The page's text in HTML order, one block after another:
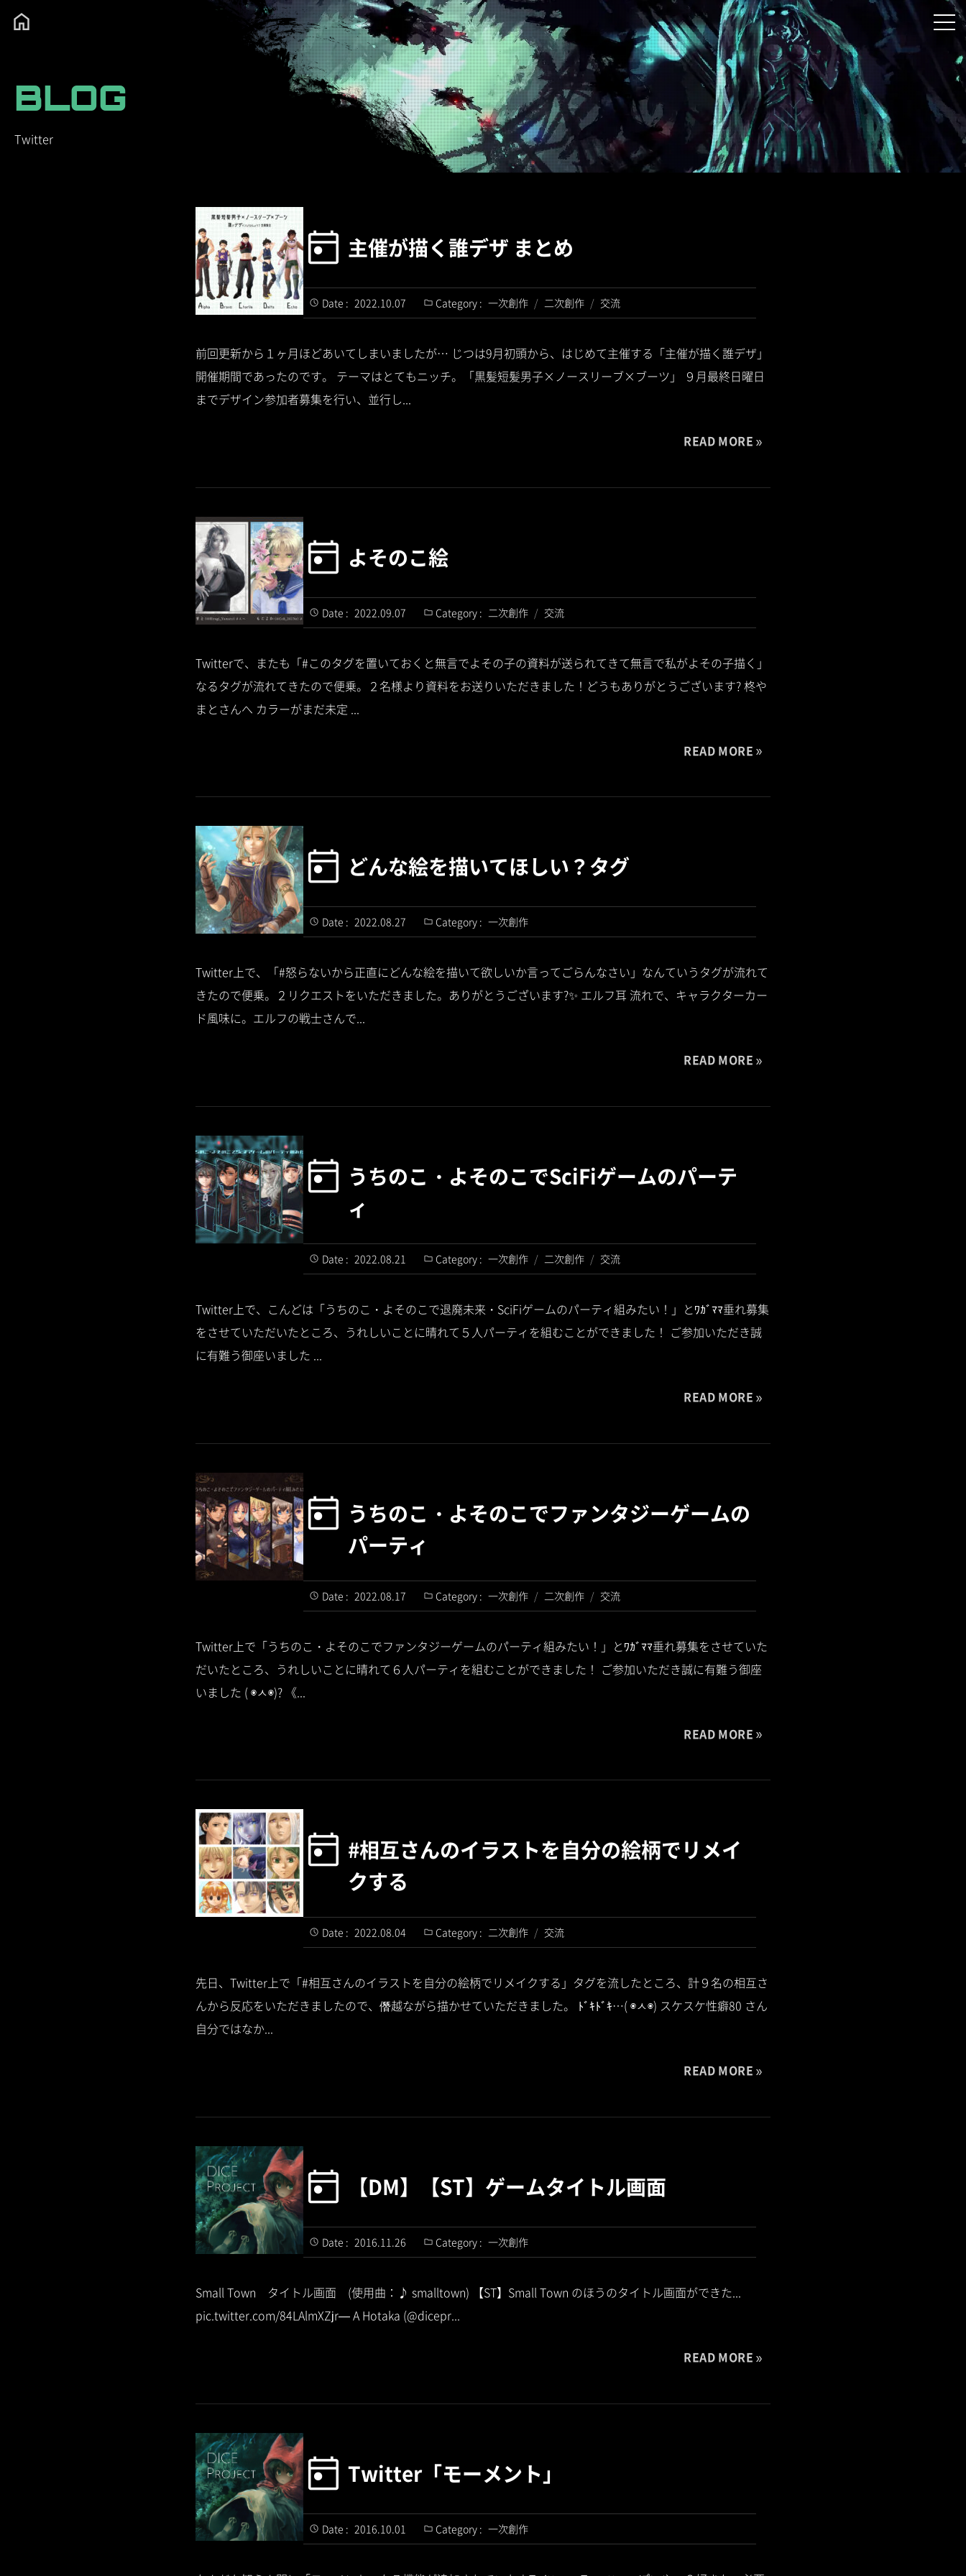
BLOG
Twitter
主催が描く誰デザ まとめ
Date : 2022.10.07 Category : 一次創作 / 二次創作 / 交流
前回更新から１ヶ月ほどあいてしまいましたが… じつは9月初頭から、はじめて主催する「主催が描く誰デザ」
開催期間であったのです。 テーマはとてもニッチ。「黒髪短髪男子×ノースリーブ×ブーツ」 ９月最終日曜日
までデザイン参加者募集を行い、並行し...
READ MORE
よそのこ絵
Date : 2022.09.07 Category : 二次創作 / 交流
Twitterで、またも「#このタグを置いておくと無言でよその子の資料が送られてきて無言で私がよその子描く」
なるタグが流れてきたので便乗。２名様より資料をお送りいただきました！どうもありがとうございます? 柊や
まとさんへ カラーがまだ未定 ...
READ MORE
どんな絵を描いてほしい？タグ
Date : 2022.08.27 Category : 一次創作
Twitter上で、「#怒らないから正直にどんな絵を描いて欲しいか言ってごらんなさい」なんていうタグが流れて
きたので便乗。２リクエストをいただきました。ありがとうございます?✨ エルフ耳 流れで、キャラクターカー
ド風味に。エルフの戦士さんで...
READ MORE
うちのこ・よそのこでSciFiゲームのパーテ
ィ
Date : 2022.08.21 Category : 一次創作 / 二次創作 / 交流
Twitter上で、こんどは「うちのこ・よそのこで退廃未来・SciFiゲームのパーティ組みたい！」とﾜｶﾞﾏﾏ垂れ募集
をさせていただいたところ、うれしいことに晴れて５人パーティを組むことができました！ ご参加いただき誠
に有難う御座いました ...
READ MORE
うちのこ・よそのこでファンタジーゲームの
パーティ
Date : 2022.08.17 Category : 一次創作 / 二次創作 / 交流
Twitter上で「うちのこ・よそのこでファンタジーゲームのパーティ組みたい！」とﾜｶﾞﾏﾏ垂れ募集をさせていた
だいたところ、うれしいことに晴れて６人パーティを組むことができました！ ご参加いただき誠に有難う御座
いました ( ◉ㅅ◉)? 《...
READ MORE
#相互さんのイラストを自分の絵柄でリメイ
クする
Date : 2022.08.04 Category : 二次創作 / 交流
先日、Twitter上で「#相互さんのイラストを自分の絵柄でリメイクする」タグを流したところ、計９名の相互さ
んから反応をいただきましたので、僭越ながら描かせていただきました。 ﾄﾞｷﾄﾞｷ…( ◉ㅅ◉) スケスケ性癖80 さん
自分ではなか...
READ MORE
【DM】【ST】ゲームタイトル画面
Date : 2016.11.26 Category : 一次創作
Small Town タイトル画面 (使用曲：♪ smalltown) 【ST】Small Town のほうのタイトル画面ができた...
pic.twitter.com/84LAlmXZjr— A Hotaka (@dicepr...
READ MORE
Twitter「モーメント」
Date : 2016.10.01 Category : 一次創作